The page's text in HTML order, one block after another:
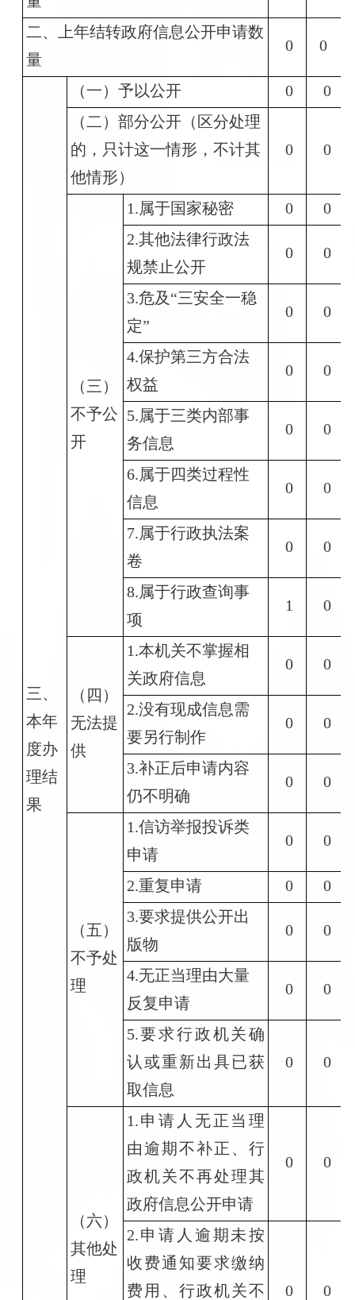
二、上年结转政府信息公开申请数
量
0 0
三、
本年
度办
理结
果
（一）予以公开 0
0
（二）部分公开（区分处理
的，只计这一情形，不计其
他情形）
0 0
（三）
不予公
开
1.属于国家秘密 0
0
2.其他法律行政法
规禁止公开
0 0
3.危及“三安全一稳
定”
0 0
4.保护第三方合法
权益
0 0
5.属于三类内部事
务信息
0 0
6.属于四类过程性
信息
0 0
7.属于行政执法案
卷
0 0
8.属于行政查询事
项
1 0
（四）
无法提
供
1.本机关不掌握相
关政府信息
0 0
2.没有现成信息需
要另行制作
0 0
3.补正后申请内容
仍不明确
0 0
（五）
不予处
理
1.信访举报投诉类
申请
0 0
2.重复申请 0
0
3.要求提供公开出
版物
0 0
4.无正当理由大量
反复申请
0 0
5.要求行政机关确
认或重新出具已获
取信息
0 0
（六）
其他处
理
1.申请人无正当理
由逾期不补正、行
政机关不再处理其
政府信息公开申请
0 0
2.申请人逾期未按
收费通知要求缴纳
费用、行政机关不
0 0